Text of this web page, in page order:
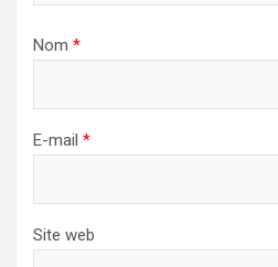
Nom *
E-mail *
Site web